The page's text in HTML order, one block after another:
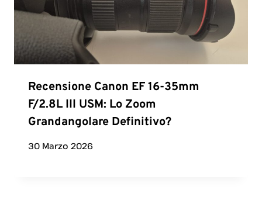
Recensione Canon EF 16-35mm
F/2.8L III USM: Lo Zoom
Grandangolare Definitivo?
30 Marzo 2026